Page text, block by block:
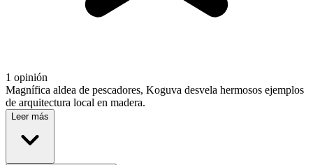
1 opinión
Magnífica aldea de pescadores, Koguva desvela hermosos ejemplos
de arquitectura local en madera.
Leer más